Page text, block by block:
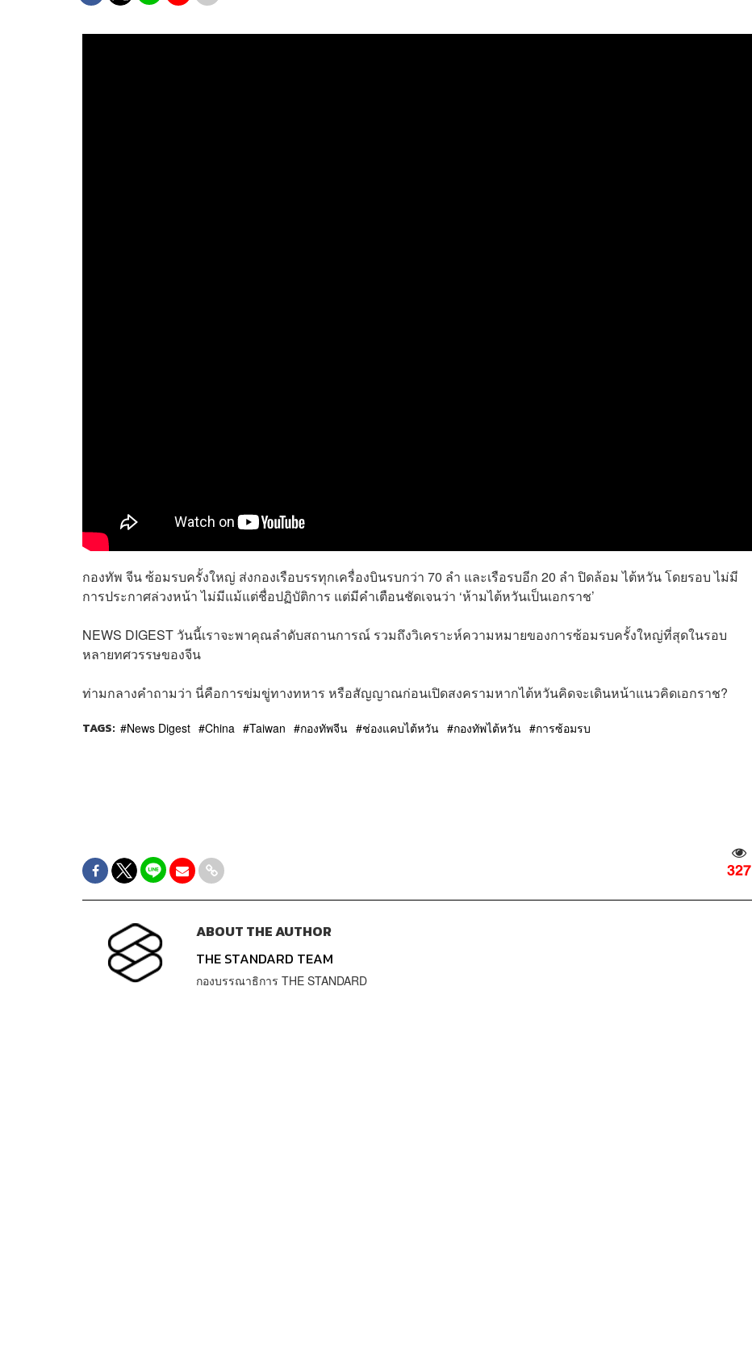
กองทัพ จีน ซ้อมรบครั้งใหญ่ ส่งกองเรือบรรทุกเครื่องบินรบกว่า 70 ลำ และเรือรบอีก 20 ลำ ปิดล้อม ไต้หวัน โดยรอบ ไม่มี
การประกาศล่วงหน้า ไม่มีแม้แต่ชื่อปฏิบัติการ แต่มีคำเตือนชัดเจนว่า ‘ห้ามไต้หวันเป็นเอกราช’
NEWS DIGEST วันนี้เราจะพาคุณลำดับสถานการณ์ รวมถึงวิเคราะห์ความหมายของการซ้อมรบครั้งใหญ่ที่สุดในรอบ
หลายทศวรรษของจีน
ท่ามกลางคำถามว่า นี่คือการข่มขู่ทางทหาร หรือสัญญาณก่อนเปิดสงครามหากไต้หวันคิดจะเดินหน้าแนวคิดเอกราช?
TAGS: News Digest China Taiwan กองทัพจีน ช่องแคบไต้หวัน กองทัพไต้หวัน การซ้อมรบ
327
ABOUT THE AUTHOR
THE STANDARD TEAM
กองบรรณาธิการ THE STANDARD